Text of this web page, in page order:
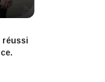
réussi